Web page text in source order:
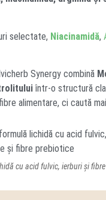
selectate, Niacinamidă,
Synergy combină
într-o structură
alimentare, ci caută
cu acid fulvic, ierburi și fibre